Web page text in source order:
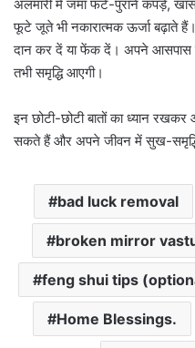
अलमारी में जमा फटे-पुराने कपड़े,
फूटे जूते भी नकारात्मक ऊर्जा बढ़ाते
दान कर दें या फेंक दें। अपने आसपास
तभी समृद्धि आएगी।
इन छोटी-छोटी बातों का ध्यान
सकते हैं और अपने जीवन में सुख-
bad luck removal
broken mirror
feng shui tips
Home Blessings.